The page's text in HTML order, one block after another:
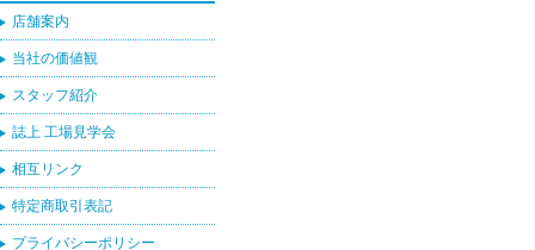
店舗案内
当社の価値観
スタッフ紹介
誌上 工場見学会
相互リンク
特定商取引表記
プライバシーポリシー